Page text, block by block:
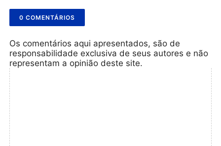
0 COMENTÁRIOS
Os comentários aqui apresentados, são de
responsabilidade exclusiva de seus autores e não
representam a opinião deste site.